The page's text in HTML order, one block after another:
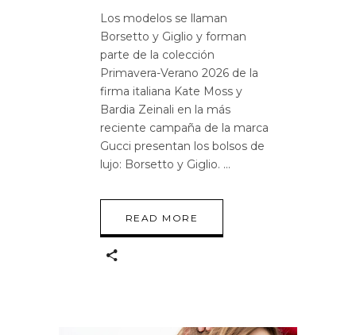
Los modelos se llaman
Borsetto y Giglio y forman
parte de la colección
Primavera-Verano 2026 de la
firma italiana Kate Moss y
Bardia Zeinali en la más
reciente campaña de la marca
Gucci presentan los bolsos de
lujo: Borsetto y Giglio.
READ MORE